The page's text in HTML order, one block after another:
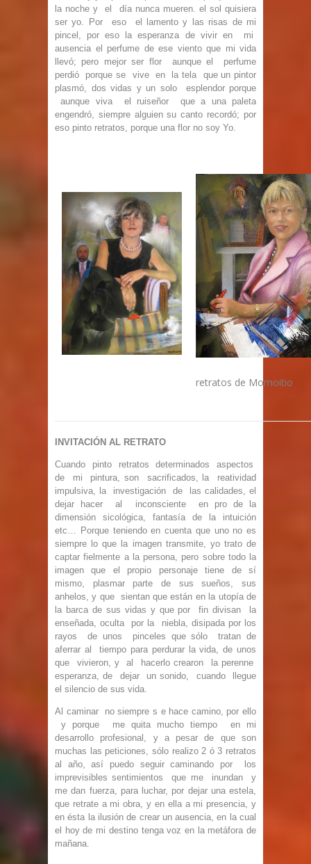
la noche y el día nunca mueren. el sol quisiera
ser yo. Por eso el lamento y las risas de mi
pincel, por eso la esperanza de vivir en mi
ausencia el perfume de ese viento que mi vida
llevó; pero mejor ser flor aunque el perfume
perdió porque se vive en la tela que un pintor
plasmó, dos vidas y un solo esplendor porque
aunque viva el ruiseñor quea una paleta
engendró, siempre alguien su canto recordó; por
eso pinto retratos, porque una flor no soy Yo.
retratos de Momoitio
INVITACIÓN AL RETRATO
Cuando pinto retratos determinados aspectos
de mi pintura, son sacrificados, la reatividad
impulsiva, la investigación de las calidades, el
dejar hacer al inconsciente en pro de la
dimensión sicológica, fantasía de la intuición
etc… Porque teniendo en cuenta que uno no es
siempre lo que la imagen transmite, yo trato de
captar fielmente a la persona, pero sobre todo la
imagen que el propio personaje tiene de sí
mismo, plasmar parte de sus sueños, sus
anhelos, y que sientan que están en la utopía de
la barca de sus vidas y que por fin divisan la
enseñada, oculta por la niebla, disipada por los
rayos de unos pinceles que sólo tratan de
aferrar al tiempo para perdurar la vida, de unos
que vivieron, y al hacerlo crearon la perenne
esperanza, de dejar un sonido, cuando llegue
el silencio de sus vida.
Al caminar no siempre s e hace camino, por ello
y porque me quita mucho tiempo en mi
desarrollo profesional, y a pesar de que son
muchas las peticiones, sólo realizo 2 ó 3 retratos
al año, así puedo seguir caminando por los
imprevisibles sentimientos que me inundan y
me dan fuerza, para luchar, por dejar una estela,
que retrate a mi obra, y en ella a mi presencia, y
en ésta la ilusión de crear un ausencia, en la cual
el hoy de mi destino tenga voz en la metáfora de
mañana.